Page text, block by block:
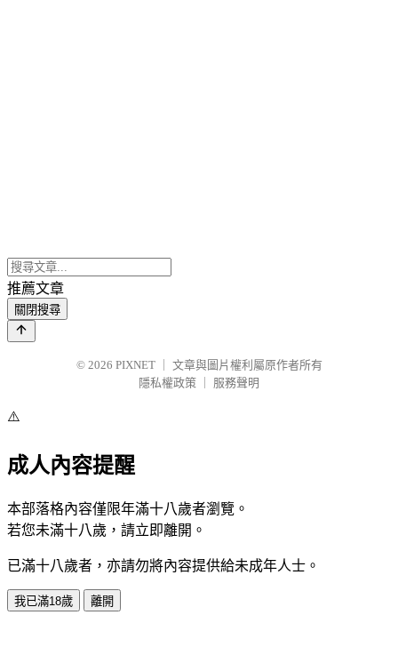
推薦文章
關閉搜尋
© 2026 PIXNET
文章與圖片權利屬原作者所有
隱私權政策
服務聲明
⚠️
成人內容提醒
本部落格內容僅限年滿十八歲者瀏覽。
若您未滿十八歲，請立即離開。
已滿十八歲者，亦請勿將內容提供給未成年人士。
我已滿18歲 離開